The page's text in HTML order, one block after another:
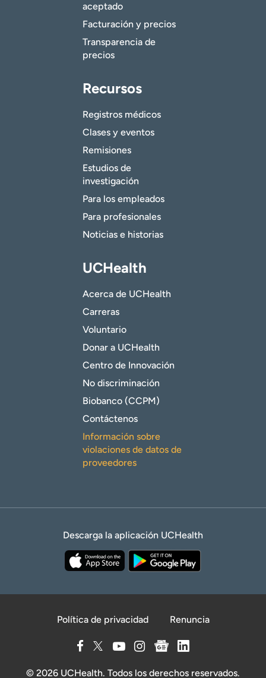
aceptado
Facturación y precios
Transparencia de
precios
Recursos
Registros médicos
Clases y eventos
Remisiones
Estudios de
investigación
Para los empleados
Para profesionales
Noticias e historias
UCHealth
Acerca de UCHealth
Carreras
Voluntario
Donar a UCHealth
Centro de Innovación
No discriminación
Biobanco (CCPM)
Contáctenos
Información sobre
violaciones de datos de
proveedores
Descarga la aplicación UCHealth
Política de privacidad Renuncia
© 2026 UCHealth. Todos los derechos reservados.